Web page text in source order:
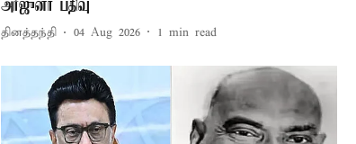
அர்ஜுனா பதிவு
தினத்தந்தி 04 Aug 2026 1 min read